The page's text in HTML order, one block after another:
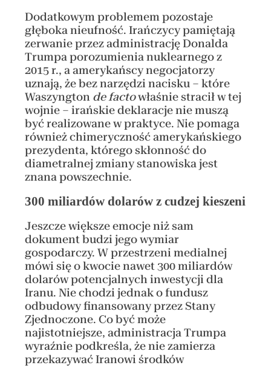
Dodatkowym problemem pozostaje
głęboka nieufność. Irańczycy pamiętają
zerwanie przez administrację Donalda
Trumpa porozumienia nuklearnego z
2015 r., a amerykańscy negocjatorzy
uznają, że bez narzędzi nacisku – które
Waszyngton de factowłaśnie stracił w tej
wojnie – irańskie deklaracje nie muszą
być realizowane w praktyce. Nie pomaga
również chimeryczność amerykańskiego
prezydenta, którego skłonność do
diametralnej zmiany stanowiska jest
znana powszechnie.
300 miliardów dolarów z cudzej kieszeni
Jeszcze większe emocje niż sam
dokument budzi jego wymiar
gospodarczy. W przestrzeni medialnej
mówi się o kwocie nawet 300 miliardów
dolarów potencjalnych inwestycji dla
Iranu. Nie chodzi jednak o fundusz
odbudowy finansowany przez Stany
Zjednoczone. Co być może
najistotniejsze, administracja Trumpa
wyraźnie podkreśla, że nie zamierza
przekazywać Iranowi środków